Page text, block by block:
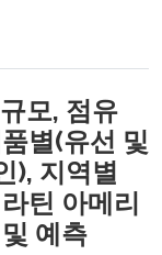
모, 점유
별(유선 및
), 지역별
틴 아메리
예측